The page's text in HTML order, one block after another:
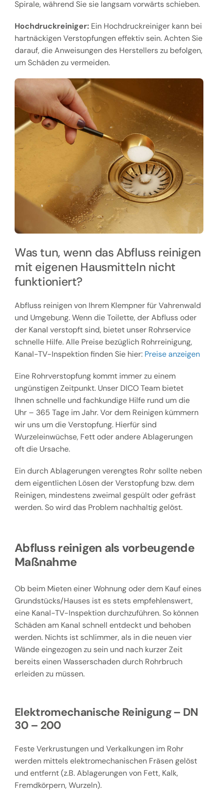
Spirale, während Sie sie langsam vorwärts schieben.
Hochdruckreiniger:Ein Hochdruckreiniger kann bei
hartnäckigen Verstopfungen effektiv sein. Achten Sie
darauf, die Anweisungen des Herstellers zu befolgen,
um Schäden zu vermeiden.
Was tun, wenn das Abfluss reinigen
mit eigenen Hausmitteln nicht
funktioniert?
Abfluss reinigen von Ihrem Klempner für Vahrenwald
und Umgebung. Wenn die Toilette, der Abfluss oder
der Kanal verstopft sind, bietet unser Rohrservice
schnelle Hilfe. Alle Preise bezüglich Rohrreinigung,
Kanal-TV-Inspektion finden Sie hier: Preise anzeigen
Eine Rohrverstopfung kommt immer zu einem
ungünstigen Zeitpunkt. Unser DICO Team bietet
Ihnen schnelle und fachkundige Hilfe rund um die
Uhr – 365 Tage im Jahr. Vor dem Reinigen kümmern
wir uns um die Verstopfung. Hierfür sind
Wurzeleinwüchse, Fett oder andere Ablagerungen
oft die Ursache.
Ein durch Ablagerungen verengtes Rohr sollte neben
dem eigentlichen Lösen der Verstopfung bzw. dem
Reinigen, mindestens zweimal gespült oder gefräst
werden. So wird das Problem nachhaltig gelöst.
Abfluss reinigen als vorbeugende
Maßnahme
Ob beim Mieten einer Wohnung oder dem Kauf eines
Grundstücks/Hauses ist es stets empfehlenswert,
eine Kanal-TV-Inspektion durchzuführen. So können
Schäden am Kanal schnell entdeckt und behoben
werden. Nichts ist schlimmer, als in die neuen vier
Wände eingezogen zu sein und nach kurzer Zeit
bereits einen Wasserschaden durch Rohrbruch
erleiden zu müssen.
Elektromechanische Reinigung – DN
30 – 200
Feste Verkrustungen und Verkalkungen im Rohr
werden mittels elektromechanischen Fräsen gelöst
und entfernt (z.B. Ablagerungen von Fett, Kalk,
Fremdkörpern, Wurzeln).